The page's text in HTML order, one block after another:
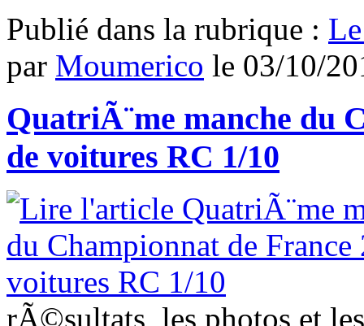
Publié dans la rubrique :
par Moumerico le 03/10/
QuatriÃ¨me manche du
de voitures RC 1/10
rÃ©sultats, les photos et